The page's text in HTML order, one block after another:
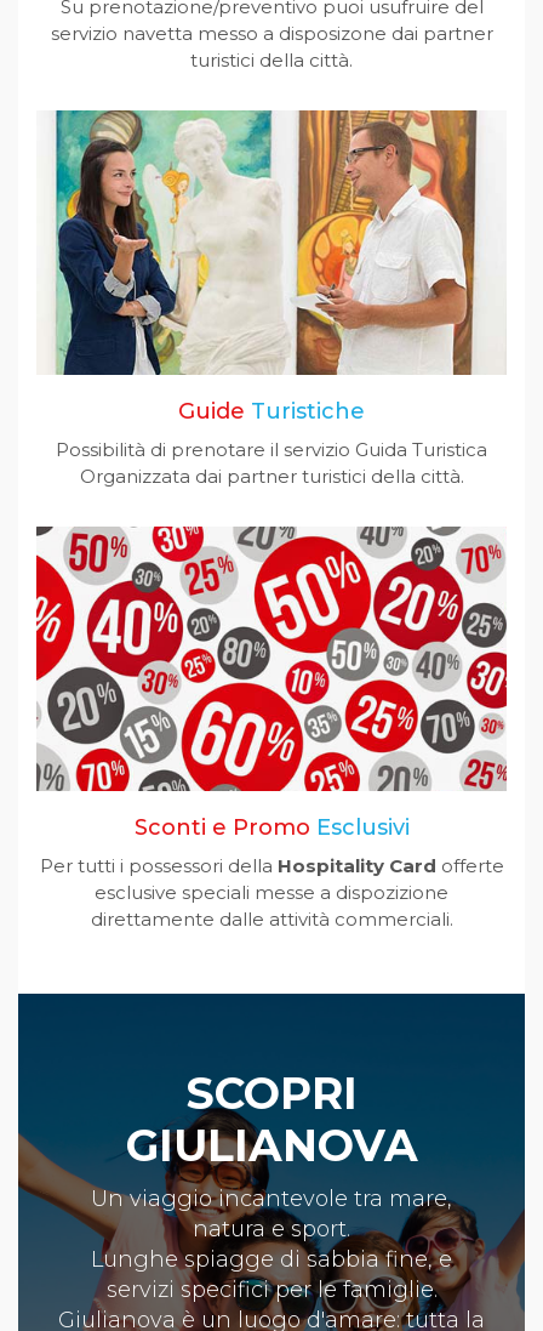
Su prenotazione/preventivo puoi usufruire del
servizio navetta messo a disposizone dai partner
turistici della città.
Guide Turistiche
Possibilità di prenotare il servizio Guida Turistica
Organizzata dai partner turistici della città.
Sconti e Promo Esclusivi
Per tutti i possessori della Hospitality Card offerte
esclusive speciali messe a dispozizione
direttamente dalle attività commerciali.
SCOPRI
GIULIANOVA
Un viaggio incantevole tra mare,
natura e sport.
Lunghe spiagge di sabbia fine, e
servizi specifici per le famiglie.
Giulianova è un luogo d'amare: tutta la